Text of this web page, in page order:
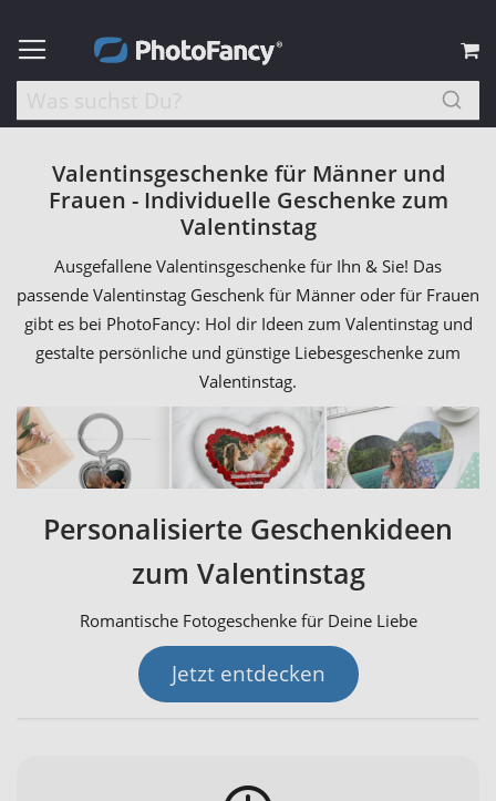
Valentinsgeschenke für Männer und
Frauen - Individuelle Geschenke zum
Valentinstag
Ausgefallene Valentinsgeschenke für Ihn & Sie! Das
passende Valentinstag Geschenk für Männer oder für Frauen
gibt es bei PhotoFancy: Hol dir Ideen zum Valentinstag und
gestalte persönliche und günstige Liebesgeschenke zum
Valentinstag.
Personalisierte Geschenkideen
zum Valentinstag
Romantische Fotogeschenke für Deine Liebe
Jetzt entdecken